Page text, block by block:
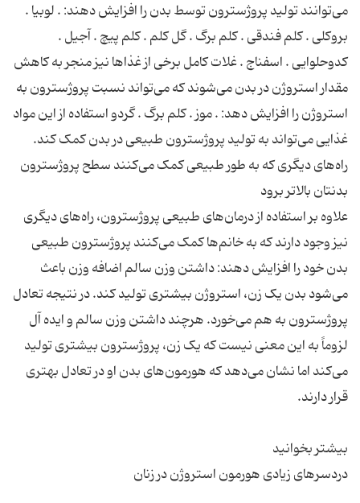
می‌توانند تولید پروژسترون توسط بدن را افزایش دهند: . لوبیا .
بروکلی . کلم فندقی . کلم برگ . گل کلم . کلم پیچ . آجیل .
کدوحلوایی . اسفناج . غلات کامل برخی از غذاها نیز منجر به کاهش
مقدار استروژن در بدن می‌شوند که می‌تواند نسبت پروژسترون به
استروژن را افزایش دهد: . موز . کلم برگ . گردو استفاده از این مواد
راه‌های دیگری که به طور طبیعی کمک می‌کنند سطح پروژسترون
علاوه بر استفاده از درمان‌های طبیعی پروژسترون، راه‌های دیگری
نیز وجود دارند که به خانم‌ها کمک می‌کنند پروژسترون طبیعی
بدن خود را افزایش دهند: داشتن وزن سالم اضافه وزن باعث
می‌شود بدن یک زن، استروژن بیشتری تولید کند. در نتیجه تعادل
پروژسترون به هم می‌خورد. هرچند داشتن وزن سالم و ایده آل
لزوماً به این معنی نیست که یک زن، پروژسترون بیشتری تولید
می‌کند اما نشان می‌دهد که هورمون‌های بدن او در تعادل بهتری